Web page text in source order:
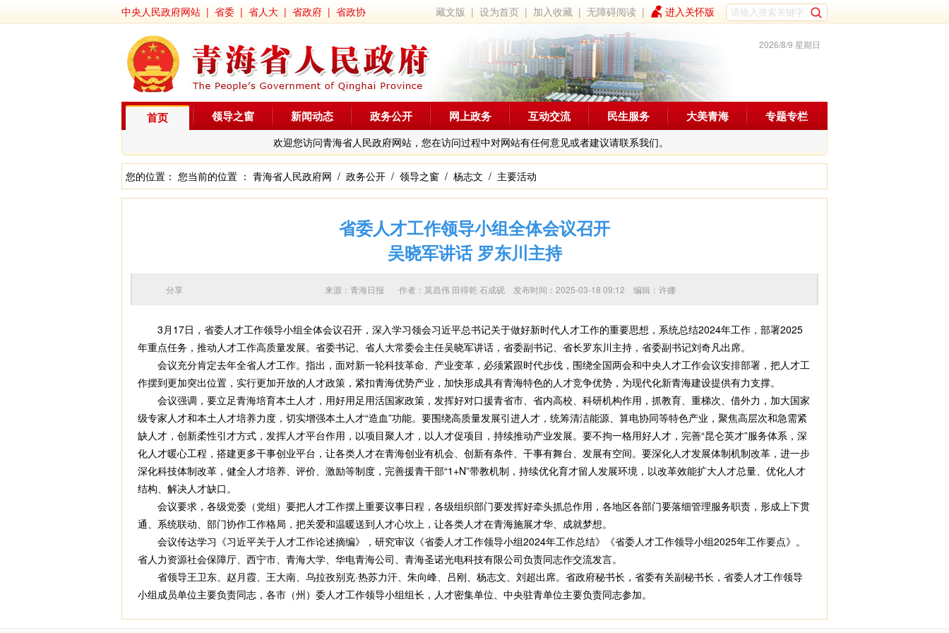
中央人民政府网站 | 省委 | 省人大 | 省政府 | 省政协 藏文版 |设为首页 | 加入收藏 |无障碍阅读 | 进入关怀版
2026/8/9 星期日
首页
欢迎您访问青海省人民政府网站，您在访问过程中对网站有任何意见或者建议请联系我们。
领导之窗 新闻动态 政务公开 网上政务 互动交流 民生服务 大美青海 专题专栏
您的位置： 您当前的位置 ： 青海省人民政府网 / 政务公开 / 领导之窗 / 杨志文 / 主要活动
省委人才工作领导小组全体会议召开
吴晓军讲话 罗东川主持
来源：青海日报 作者： 莫昌伟 田得乾 石成砚 发布时间：2025-03-18 09:12 编辑：许娜
分享
3月17日，省委人才工作领导小组全体会议召开，深入学习领会习近平总书记关于做好新时代人才工作的重要思想，系统总结2024年工作，部署2025
年重点任务，推动人才工作高质量发展。省委书记、省人大常委会主任吴晓军讲话，省委副书记、省长罗东川主持，省委副书记刘奇凡出席。
会议充分肯定去年全省人才工作。指出，面对新一轮科技革命、产业变革，必须紧跟时代步伐，围绕全国两会和中央人才工作会议安排部署，把人才工
作摆到更加突出位置，实行更加开放的人才政策，紧扣青海优势产业，加快形成具有青海特色的人才竞争优势，为现代化新青海建设提供有力支撑。
会议强调，要立足青海培育本土人才，用好用足用活国家政策，发挥好对口援青省市、省内高校、科研机构作用，抓教育、重梯次、借外力，加大国家
级专家人才和本土人才培养力度，切实增强本土人才“造血”功能。要围绕高质量发展引进人才，统筹清洁能源、算电协同等特色产业，聚焦高层次和急需紧
缺人才，创新柔性引才方式，发挥人才平台作用，以项目聚人才，以人才促项目，持续推动产业发展。要不拘一格用好人才，完善“昆仑英才”服务体系，深
化人才暖心工程，搭建更多干事创业平台，让各类人才在青海创业有机会、创新有条件、干事有舞台、发展有空间。要深化人才发展体制机制改革，进一步
深化科技体制改革，健全人才培养、评价、激励等制度，完善援青干部“1+N”带教机制，持续优化育才留人发展环境，以改革效能扩大人才总量、优化人才
结构、解决人才缺口。
会议要求，各级党委（党组）要把人才工作摆上重要议事日程，各级组织部门要发挥好牵头抓总作用，各地区各部门要落细管理服务职责，形成上下贯
通、系统联动、部门协作工作格局，把关爱和温暖送到人才心坎上，让各类人才在青海施展才华、成就梦想。
会议传达学习《习近平关于人才工作论述摘编》，研究审议《省委人才工作领导小组2024年工作总结》《省委人才工作领导小组2025年工作要点》。
省人力资源社会保障厅、西宁市、青海大学、华电青海公司、青海圣诺光电科技有限公司负责同志作交流发言。
省领导王卫东、赵月霞、王大南、乌拉孜别克·热苏力汗、朱向峰、吕刚、杨志文、刘超出席。省政府秘书长，省委有关副秘书长，省委人才工作领导
小组成员单位主要负责同志，各市（州）委人才工作领导小组组长，人才密集单位、中央驻青单位主要负责同志参加。